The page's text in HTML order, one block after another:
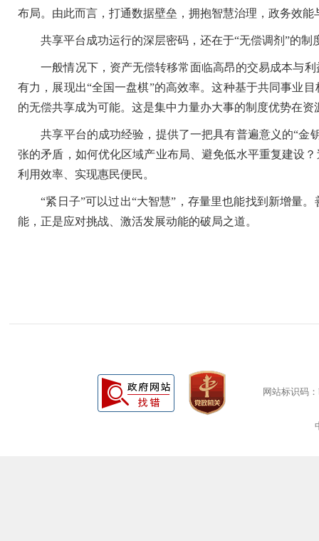
布局。由此而言，打通数据壁垒，拥抱智慧治理，政务效
共享平台成功运行的深层密码，还在于“无偿调剂”的制
一般情况下，资产无偿转移常面临高昂的交易成本与利
有力，展现出“全国一盘棋”的高效率。这种基于共同事业
的无偿共享成为可能。这是集中力量办大事的制度优势在
共享平台的成功经验，提供了一把具有普遍意义的“金
张的矛盾，如何优化区域产业布局、避免低水平重复建设
利用效率、实现惠民便民。
“紧日子”可以过出“大智慧”，存量里也能找到新增量。
能，正是应对挑战、激活发展动能的破局之道。
网站标识码